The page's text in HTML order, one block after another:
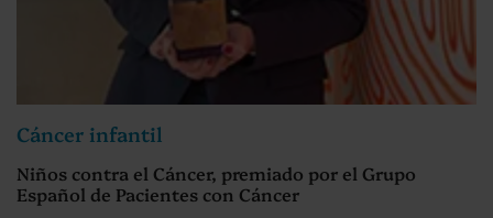
Cáncer infantil
Niños contra el Cáncer, premiado por el Grupo
Español de Pacientes con Cáncer